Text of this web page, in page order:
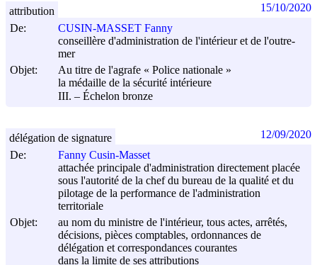
De:
CUSIN-MASSET Fanny
conseillère d'administration de l'intérieur et de l'outre-
mer
Objet:
Au titre de l'agrafe « Police nationale »
la médaille de la sécurité intérieure
III. – Échelon bronze
attribution 15/10/2020
De:
Fanny Cusin-Masset
attachée principale d'administration directement placée
sous l'autorité de la chef du bureau de la qualité et du
pilotage de la performance de l'administration
territoriale
Objet:
au nom du ministre de l'intérieur, tous actes, arrêtés,
décisions, pièces comptables, ordonnances de
délégation et correspondances courantes
dans la limite de ses attributions
délégation de signature 12/09/2020